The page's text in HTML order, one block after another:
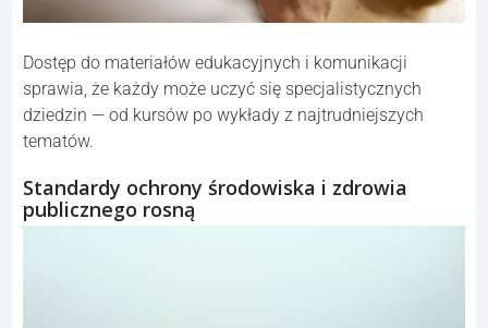
Dostęp do materiałów edukacyjnych i komunikacji
sprawia, że każdy może uczyć się specjalistycznych
dziedzin — od kursów po wykłady z najtrudniejszych
tematów.
Standardy ochrony środowiska i zdrowia
publicznego rosną